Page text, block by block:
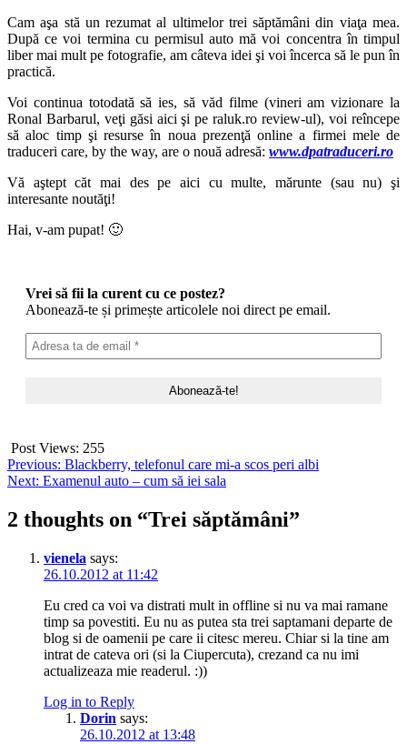
Cam aşa stă un rezumat al ultimelor trei săptămâni din viaţa mea.
După ce voi termina cu permisul auto mă voi concentra în timpul
liber mai mult pe fotografie, am câteva idei şi voi încerca să le pun în
practică.
Voi continua totodată să ies, să văd filme (vineri am vizionare la
Ronal Barbarul, veţi găsi aici şi pe raluk.ro review-ul), voi reîncepe
să aloc timp şi resurse în noua prezenţă online a firmei mele de
traduceri care, by the way, are o nouă adresă: www.dpatraduceri.ro
Vă aştept căt mai des pe aici cu multe, mărunte (sau nu) şi
interesante noutăţi!
Hai, v-am pupat! 🙂
Vrei să fii la curent cu ce postez?
Abonează-te și primește articolele noi direct pe email.
Post Views: 255
Post
navigation
Previous: Blackberry, telefonul care mi-a scos peri albi
Next: Examenul auto – cum să iei sala
2 thoughts on “Trei săptămâni”
vienela says:
26.10.2012 at 11:42
Eu cred ca voi va distrati mult in offline si nu va mai ramane
timp sa povestiti. Eu nu as putea sta trei saptamani departe de
blog si de oamenii pe care ii citesc mereu. Chiar si la tine am
intrat de cateva ori (si la Ciupercuta), crezand ca nu imi
actualizeaza mie readerul. :))
Log in to Reply
Dorin says:
26.10.2012 at 13:48